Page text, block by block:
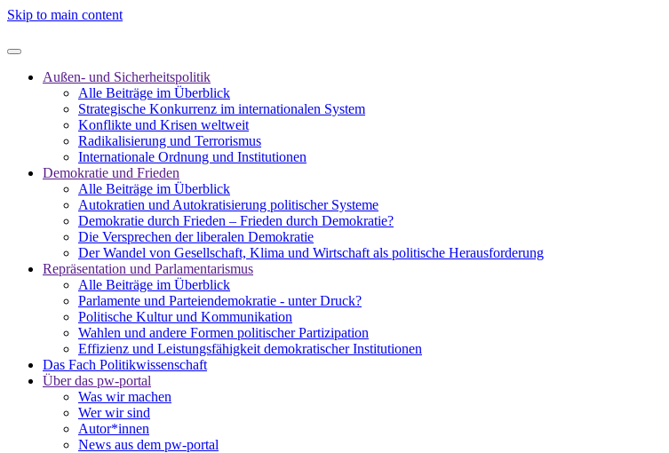
Skip to main content
Außen- und Sicherheitspolitik
Alle Beiträge im Überblick
Strategische Konkurrenz im internationalen System
Konflikte und Krisen weltweit
Radikalisierung und Terrorismus
Internationale Ordnung und Institutionen
Demokratie und Frieden
Alle Beiträge im Überblick
Autokratien und Autokratisierung politischer Systeme
Demokratie durch Frieden – Frieden durch Demokratie?
Die Versprechen der liberalen Demokratie
Der Wandel von Gesellschaft, Klima und Wirtschaft als politische Herausforderung
Repräsentation und Parlamentarismus
Alle Beiträge im Überblick
Parlamente und Parteiendemokratie - unter Druck?
Politische Kultur und Kommunikation
Wahlen und andere Formen politischer Partizipation
Effizienz und Leistungsfähigkeit demokratischer Institutionen
Das Fach Politikwissenschaft
Über das pw-portal
Was wir machen
Wer wir sind
Autor*innen
News aus dem pw-portal